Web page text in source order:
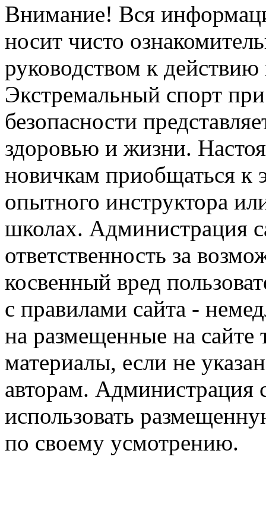
Внимание! Вся
носит чисто
руководством к
Экстремальный спорт
безопасности
здоровью и жизни.
новичкам приобщаться к
опытного инструктора
школах. Администрация
ответственность за
косвенный вред
с правилами сайта -
на размещенные на сайте
материалы, если не
авторам. Администрация
использовать
по своему усмотрению.